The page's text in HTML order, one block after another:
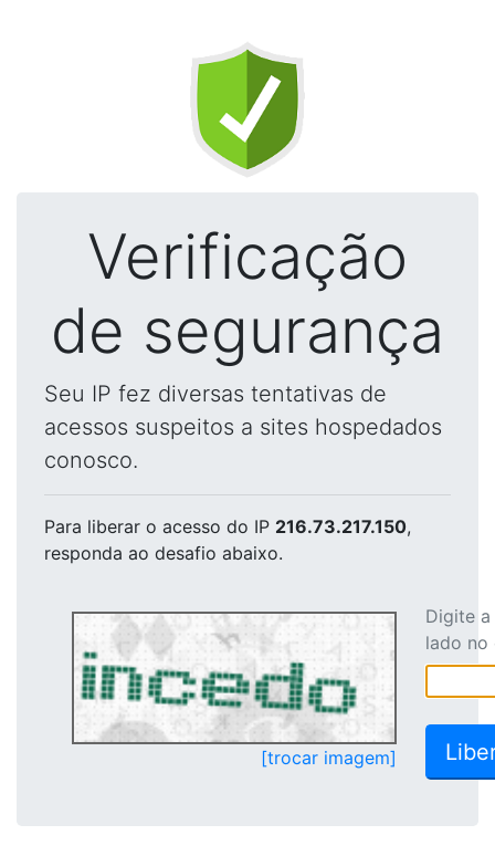
Verificação
de segurança
Seu IP fez diversas tentativas de
acessos suspeitos a sites hospedados
conosco.
Para liberar o acesso do IP 216.73.217.150,
responda ao desafio abaixo.
[trocar imagem]
Digite
lado no